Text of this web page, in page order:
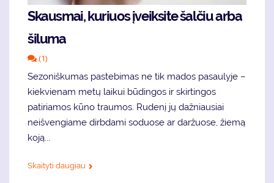
Skausmai, kuriuos įveiksite šalčiu arba
šiluma
(1)
Sezoniškumas pastebimas ne tik mados pasaulyje –
kiekvienam metų laikui būdingos ir skirtingos
patiriamos kūno traumos. Rudenį jų dažniausiai
neišvengiame dirbdami soduose ar daržuose, žiemą
koją...
Skaityti daugiau